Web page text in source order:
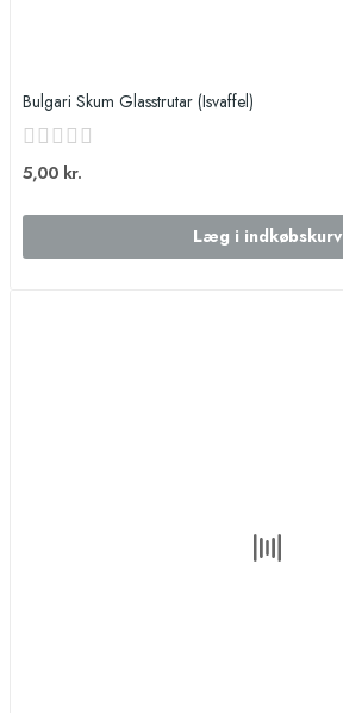
Bulgari Skum Glasstrutar (Isvaffel)
5,00 kr.
Læg i indkøbskurv